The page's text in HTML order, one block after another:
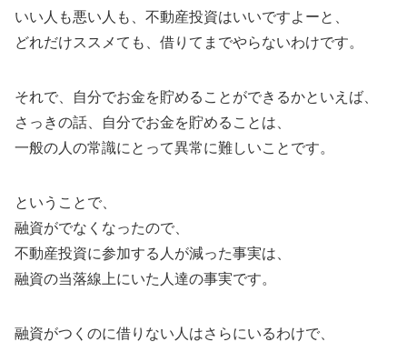
いい人も悪い人も、不動産投資はいいですよーと、
どれだけススメても、借りてまでやらないわけです。
それで、自分でお金を貯めることができるかといえば、
さっきの話、自分でお金を貯めることは、
一般の人の常識にとって異常に難しいことです。
ということで、
融資がでなくなったので、
不動産投資に参加する人が減った事実は、
融資の当落線上にいた人達の事実です。
融資がつくのに借りない人はさらにいるわけで、